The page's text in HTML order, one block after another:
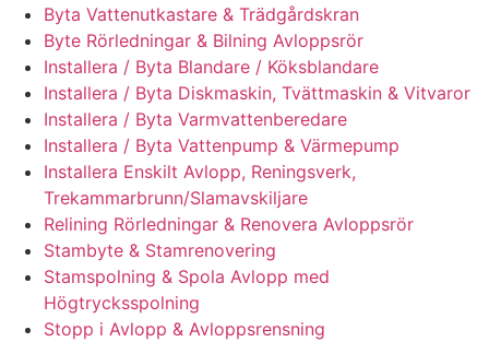
Byta Vattenutkastare & Trädgårdskran
Byte Rörledningar & Bilning Avloppsrör
Installera / Byta Blandare / Köksblandare
Installera / Byta Diskmaskin, Tvättmaskin & Vitvaror
Installera / Byta Varmvattenberedare
Installera / Byta Vattenpump & Värmepump
Installera Enskilt Avlopp, Reningsverk,
Trekammarbrunn/Slamavskiljare
Relining Rörledningar & Renovera Avloppsrör
Stambyte & Stamrenovering
Stamspolning & Spola Avlopp med
Högtrycksspolning
Stopp i Avlopp & Avloppsrensning